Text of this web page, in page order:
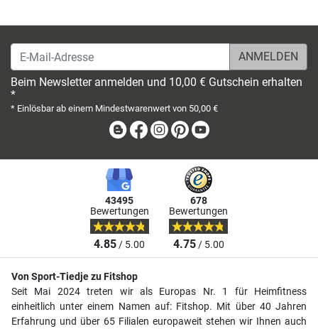
E-Mail-Adresse
Beim Newsletter anmelden und 10,00 € Gutschein erhalten
*
* Einlösbar ab einem Mindestwarenwert von 50,00 €
BlogFacebook
Instagram
Pinterest
43495
Bewertungen
4.85/ 5.00
678
Bewertungen
4.75/ 5.00
Von Sport-Tiedje zu Fitshop
Seit Mai 2024 treten wir als Europas Nr. 1 für Heimfitness
einheitlich unter einem Namen auf: Fitshop. Mit über 40 Jahren
Erfahrung und über 65 Filialen europaweit stehen wir Ihnen auch